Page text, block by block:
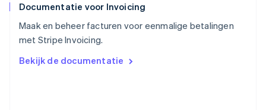
Documentatie voor Invoicing
Maak en beheer facturen voor eenmalige betalingen
met Stripe Invoicing.
Bekijk de documentatie
Tsjechië
Vasteland van China
简体中文 English
English